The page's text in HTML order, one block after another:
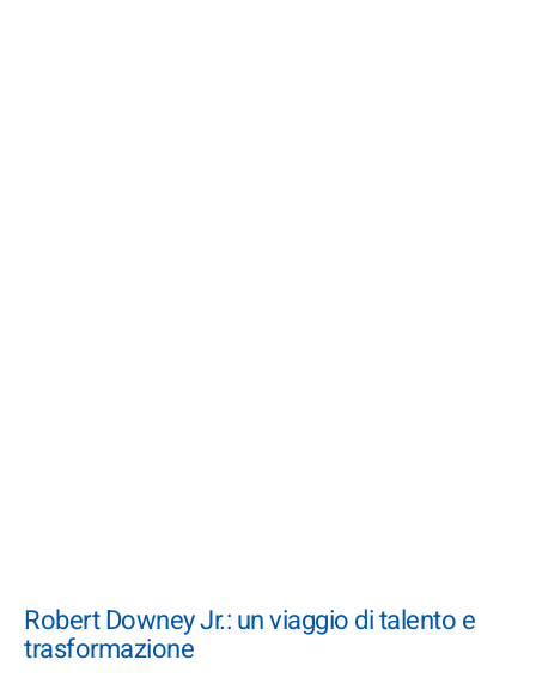
Robert Downey Jr.: un viaggio di talento e
trasformazione